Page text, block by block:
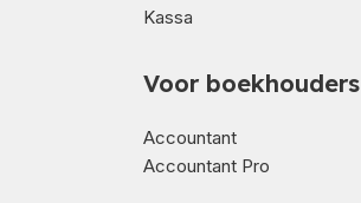
Kassa
Voor boekhouders
Accountant
Accountant Pro